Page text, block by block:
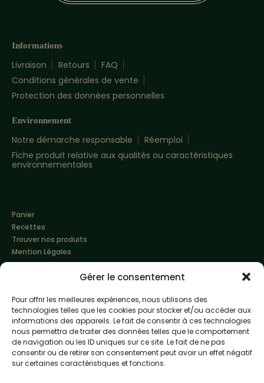
Gérer le consentement
Pour offrir les meilleures expériences, nous utilisons des
technologies telles que les cookies pour stocker et/ou accéder aux
informations des appareils. Le fait de consentir à ces technologies
nous permettra de traiter des données telles que le comportement
de navigation ou les ID uniques sur ce site. Le fait de ne pas
consentir ou de retirer son consentement peut avoir un effet négatif
sur certaines caractéristiques et fonctions.
Informations
Livraison Retours
FAQ
Conditions générales de vente
Protection des données personnelles
Environnement
Notre démarche responsable
Réemploi
Fiche produit relative aux qualités ou caractéristiques
environnementales
Made with love byAltimax
Panier
Recettes
Trouver nos produits
Mention Légales